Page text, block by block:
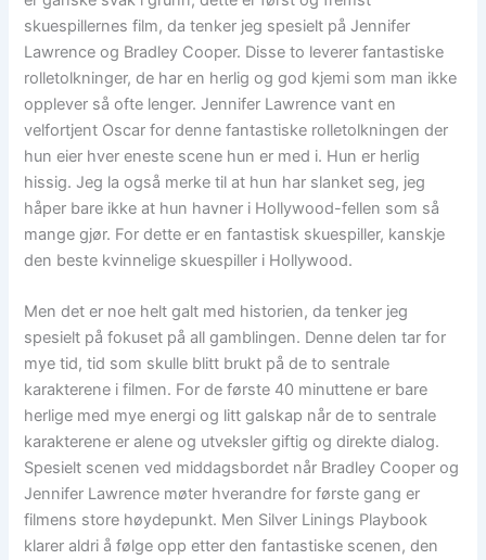
skuespillernes film, da tenker jeg spesielt på Jennifer
Lawrence og Bradley Cooper. Disse to leverer fantastiske
rolletolkninger, de har en herlig og god kjemi som man ikke
opplever så ofte lenger. Jennifer Lawrence vant en
velfortjent Oscar for denne fantastiske rolletolkningen der
hun eier hver eneste scene hun er med i. Hun er herlig
hissig. Jeg la også merke til at hun har slanket seg, jeg
håper bare ikke at hun havner i Hollywood-fellen som så
mange gjør. For dette er en fantastisk skuespiller, kanskje
den beste kvinnelige skuespiller i Hollywood.
Men det er noe helt galt med historien, da tenker jeg
spesielt på fokuset på all gamblingen. Denne delen tar for
mye tid, tid som skulle blitt brukt på de to sentrale
karakterene i filmen. For de første 40 minuttene er bare
herlige med mye energi og litt galskap når de to sentrale
karakterene er alene og utveksler giftig og direkte dialog.
Spesielt scenen ved middagsbordet når Bradley Cooper og
Jennifer Lawrence møter hverandre for første gang er
filmens store høydepunkt. Men Silver Linings Playbook
klarer aldri å følge opp etter den fantastiske scenen, den